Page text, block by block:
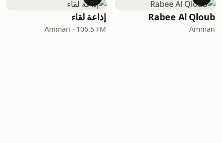
Rabee Al Qloub
Amman
إذاعة لقاء
Amman · 106.5 FM